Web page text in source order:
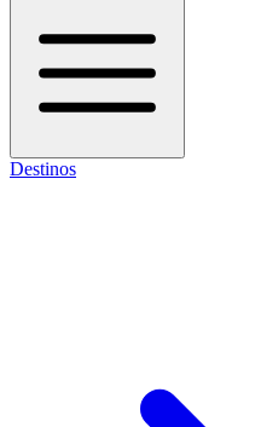
Destinos